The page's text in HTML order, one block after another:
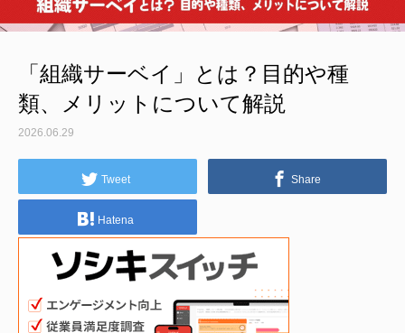
「組織サーベイ」とは？目的や種
類、メリットについて解説
2026.06.29
Tweet Share
Hatena